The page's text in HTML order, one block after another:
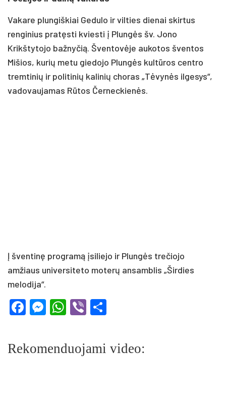
Vakare plungiškiai Gedulo ir vilties dienai skirtus
renginius pratęsti kviesti į Plungės šv. Jono
Krikštytojo bažnyčią. Šventovėje aukotos šventos
Mišios, kurių metu giedojo Plungės kultūros centro
tremtinių ir politinių kalinių choras „Tėvynės ilgesys“,
vadovaujamas Rūtos Černeckienės.
Į šventinę programą įsiliejo ir Plungės trečiojo
amžiaus universiteto moterų ansamblis „Širdies
melodija“.
Facebook
Messenger
WhatsApp
Viber
Rekomenduojami video: